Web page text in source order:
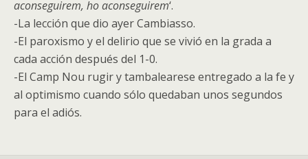
aconseguirem, ho aconseguirem‘.
-La lección que dio ayer Cambiasso.
-El paroxismo y el delirio que se vivió en la grada a
cada acción después del 1-0.
-El Camp Nou rugir y tambalearese entregado a la fe y
al optimismo cuando sólo quedaban unos segundos
para el adiós.